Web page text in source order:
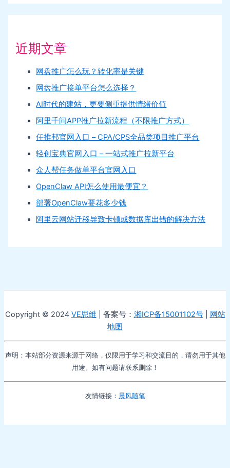
近期文章
网盘推广怎么玩？转化率是关键
网盘推广接单平台怎么选择？
AI时代的建站，更要侧重提供情绪价值
阿里千问APP推广拉新流程（不限推广方式）
任推邦官网入口 – CPA/CPS全品类项目推广平台
轻创宝典官网入口 – 一站式推广拉新平台
众人帮任务做单平台官网入口
OpenClaw API怎么使用最便宜？
部署OpenClaw要花多少钱
阿里云网站迁移导致卡顿或数据库出错的解决方法
Copyright © 2024 VE思维 | 备案号： 湘ICP备15001102号| 网站
地图
声明：本站部分资源来源于网络，仅限用于学习和交流目的，请勿用于其他
用途。如有问题请联系删除！
友情链接： 晨风随笔